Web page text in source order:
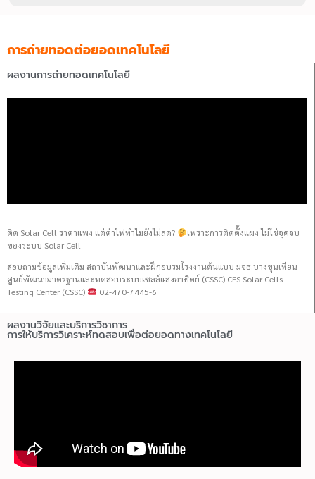
การถ่ายทอดต่อยอดเทคโนโลยี
ผลงานการถ่ายทอดเทคโนโลยี
ติด Solar Cell ราคาแพง แต่ค่าไฟทำไมยังไม่ลด?
เพราะการติดตั้งแผง ไม่ใช่จุดจบ
ของระบบ Solar Cell
สอบถามข้อมูลเพิ่มเติม สถาบันพัฒนาและฝึกอบรมโรงงานต้นแบบ มจธ.บางขุนเทียน
ศูนย์พัฒนามาตรฐานและทดสอบระบบเซลล์แสงอาทิตย์ (CSSC) CES Solar Cells
Testing Center (CSSC)
02-470-7445-6
ผลงานวิจัยและบริการวิชาการ
การให้บริการวิเคราะห์ทดสอบเพื่อต่อยอดทางเทคโนโลยี